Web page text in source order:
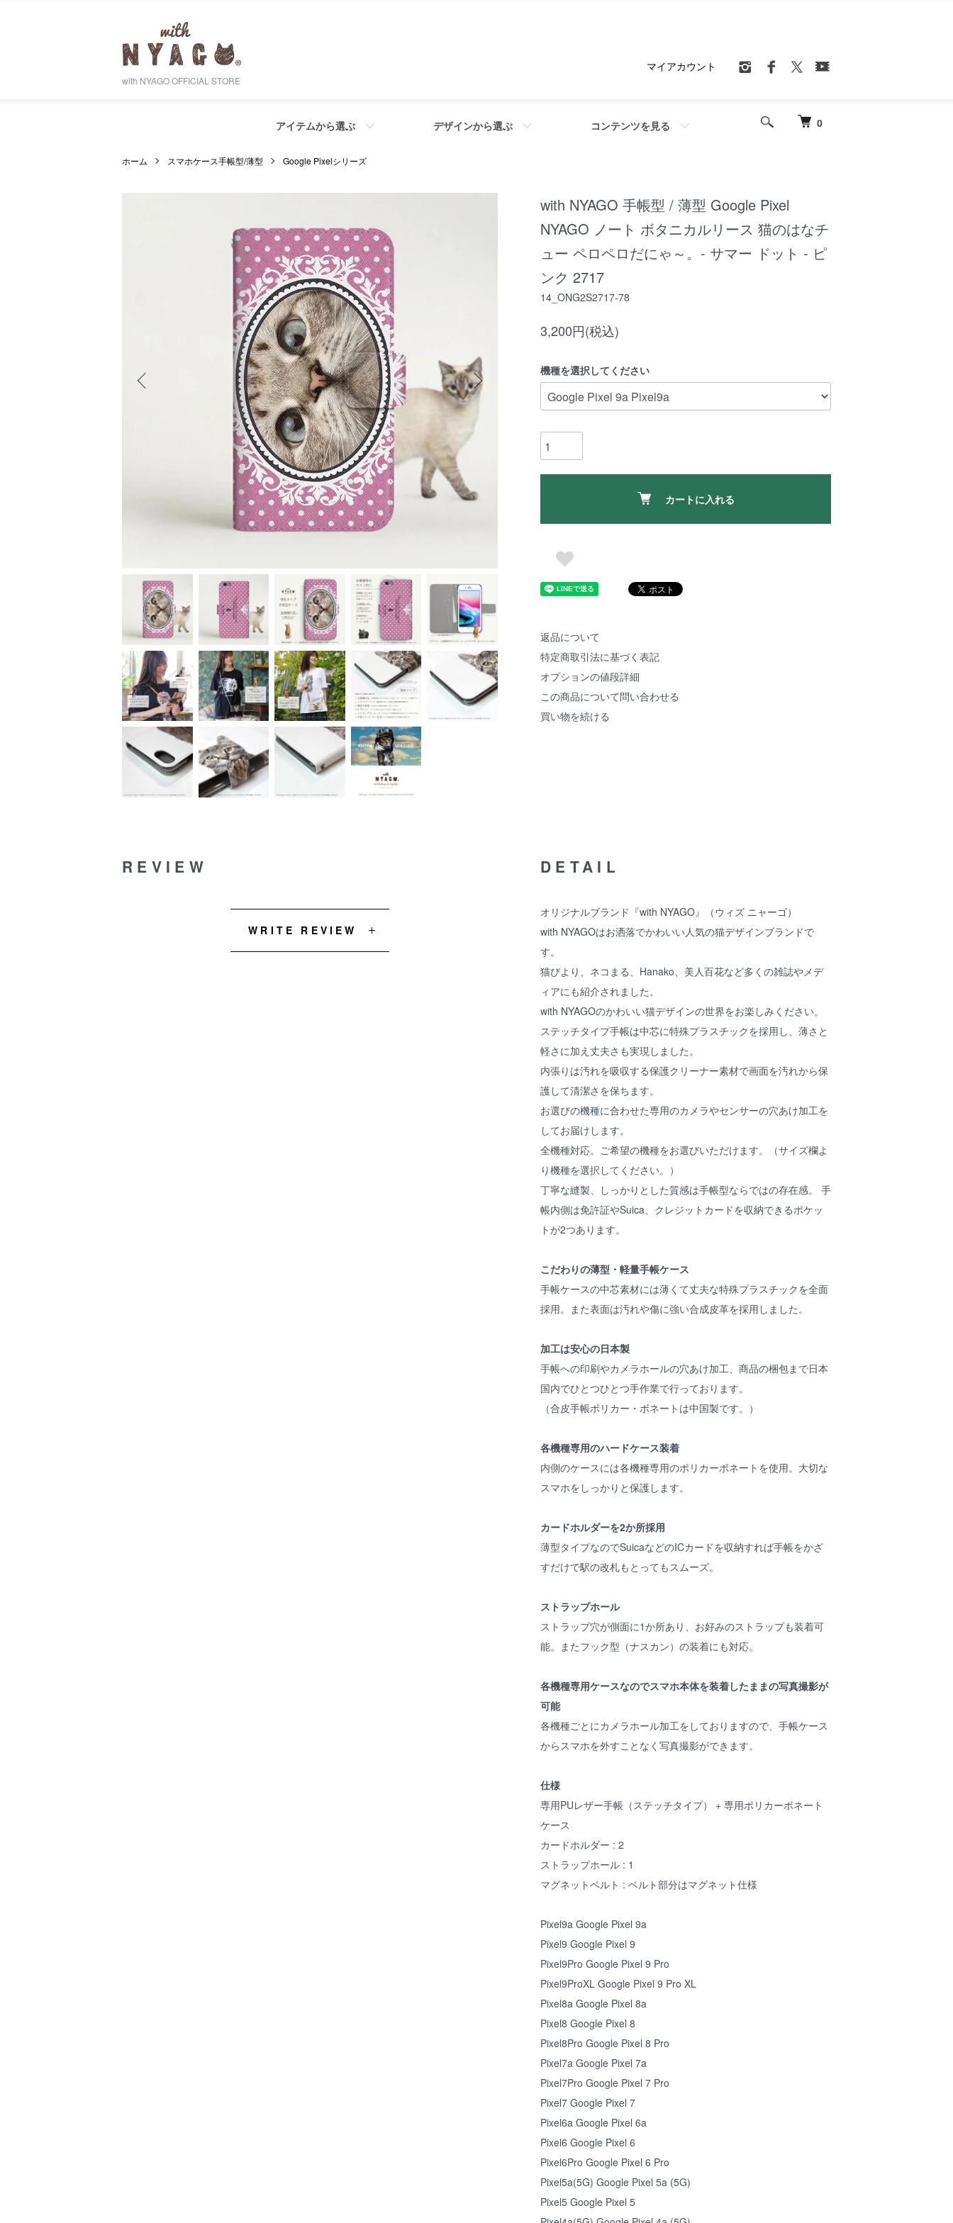
with NYAGO OFFICIAL STORE
0
アイテムから選ぶ デザインから選ぶ コンテンツを見る
マイアカウント
ホーム スマホケース手帳型/薄型 Google Pixelシリーズ
with NYAGO 手帳型 / 薄型 Google Pixel
NYAGO ノート ボタニカルリース 猫のはなチ
ュー ペロペロだにゃ～。- サマー ドット - ピ
ンク 2717
14_ONG2S2717-78
3,200円(税込)
機種を選択してください
カートに入れる
返品について
特定商取引法に基づく表記
オプションの値段詳細
この商品について問い合わせる
買い物を続ける
DETAIL
オリジナルブランド『with NYAGO』（ウィズ ニャーゴ）
with NYAGOはお洒落でかわいい人気の猫デザインブランドで
す。
猫びより、ネコまる、Hanako、美人百花など多くの雑誌やメデ
ィアにも紹介されました。
with NYAGOのかわいい猫デザインの世界をお楽しみください。
ステッチタイプ手帳は中芯に特殊プラスチックを採用し、薄さと
軽さに加え丈夫さも実現しました。
内張りは汚れを吸収する保護クリーナー素材で画面を汚れから保
護して清潔さを保ちます。
お選びの機種に合わせた専用のカメラやセンサーの穴あけ加工を
してお届けします。
全機種対応。ご希望の機種をお選びいただけます。（サイズ欄よ
り機種を選択してください。）
丁寧な縫製、しっかりとした質感は手帳型ならではの存在感。 手
帳内側は免許証やSuica、クレジットカードを収納できるポケッ
トが2つあります。
こだわりの薄型・軽量手帳ケース
手帳ケースの中芯素材には薄くて丈夫な特殊プラスチックを全面
採用。また表面は汚れや傷に強い合成皮革を採用しました。
加工は安心の日本製
手帳への印刷やカメラホールの穴あけ加工、商品の梱包まで日本
国内でひとつひとつ手作業で行っております。
（合皮手帳ポリカー・ボネートは中国製です。）
各機種専用のハードケース装着
内側のケースには各機種専用のポリカーボネートを使用。大切な
スマホをしっかりと保護します。
カードホルダーを2か所採用
薄型タイプなのでSuicaなどのICカードを収納すれば手帳をかざ
すだけで駅の改札もとってもスムーズ。
ストラップホール
ストラップ穴が側面に1か所あり、お好みのストラップも装着可
能。またフック型（ナスカン）の装着にも対応。
各機種専用ケースなのでスマホ本体を装着したままの写真撮影が
可能
各機種ごとにカメラホール加工をしておりますので、手帳ケース
からスマホを外すことなく写真撮影ができます。
仕様
専用PUレザー手帳（ステッチタイプ） + 専用ポリカーボネート
ケース
カードホルダー : 2
ストラップホール : 1
マグネットベルト : ベルト部分はマグネット仕様
Pixel9a Google Pixel 9a
Pixel9 Google Pixel 9
Pixel9Pro Google Pixel 9 Pro
Pixel9ProXL Google Pixel 9 Pro XL
Pixel8a Google Pixel 8a
Pixel8 Google Pixel 8
Pixel8Pro Google Pixel 8 Pro
Pixel7a Google Pixel 7a
Pixel7Pro Google Pixel 7 Pro
Pixel7 Google Pixel 7
Pixel6a Google Pixel 6a
Pixel6 Google Pixel 6
Pixel6Pro Google Pixel 6 Pro
Pixel5a(5G) Google Pixel 5a (5G)
Pixel5 Google Pixel 5
REVIEW
WRITE REVIEW